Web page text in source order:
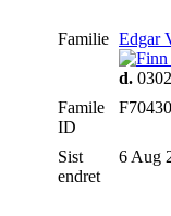
Familie Edgar
d.
Famile
ID
F70430
Sist
endret
6 Aug